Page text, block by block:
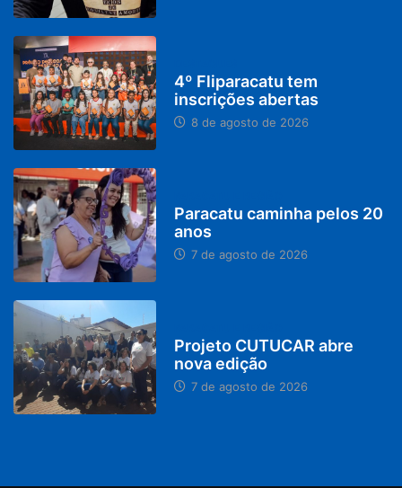
4º Fliparacatu tem
inscrições abertas
8 de agosto de 2026
Paracatu caminha pelos 20
anos
7 de agosto de 2026
Projeto CUTUCAR abre
nova edição
7 de agosto de 2026